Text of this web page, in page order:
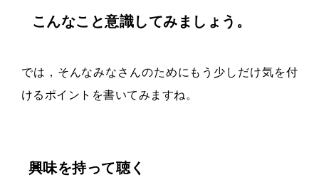
こんなこと意識してみましょう。
では，そんなみなさんのためにもう少しだけ気を付
けるポイントを書いてみますね。
興味を持って聴く